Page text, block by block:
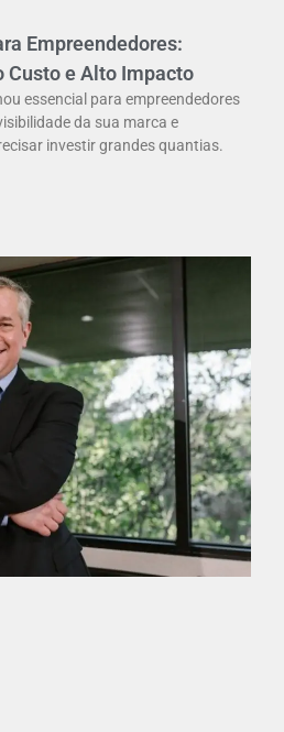
Empreendedores:
Custo e Alto Impacto
essencial para empreendedores
da sua marca e
investir grandes quantias.